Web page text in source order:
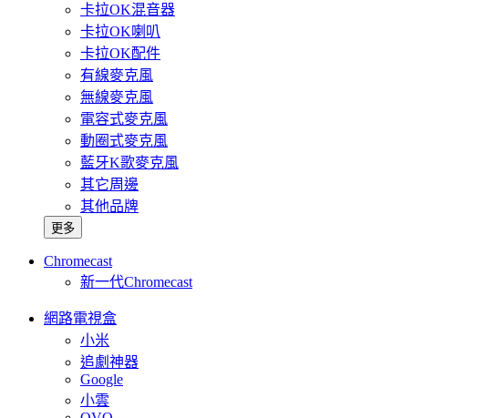
卡拉OK混音器
卡拉OK喇叭
卡拉OK配件
有線麥克風
無線麥克風
電容式麥克風
動圈式麥克風
藍牙K歌麥克風
其它周邊
其他品牌
更多
Chromecast
新一代Chromecast
網路電視盒
小米
追劇神器
Google
小雲